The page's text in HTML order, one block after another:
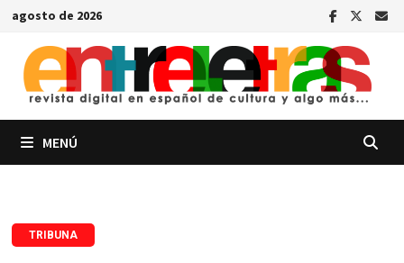
Saltar
contenido
agosto de 2026
MENÚ
TRIBUNA